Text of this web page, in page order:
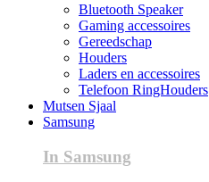
Bluetooth Speaker
Gaming accessoires
Gereedschap
Houders
Laders en accessoires
Telefoon RingHouders
Mutsen Sjaal
Samsung
In Samsung